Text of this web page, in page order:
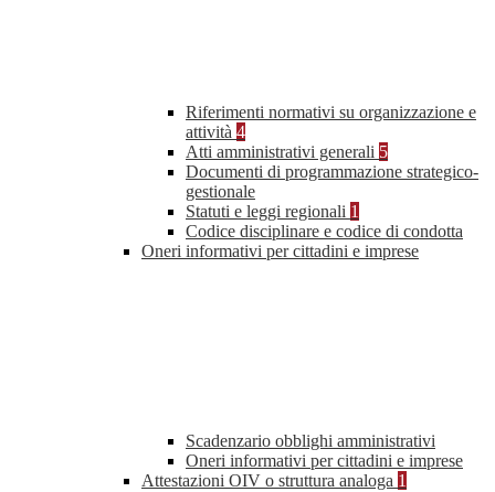
Riferimenti normativi su organizzazione e
attività 4
Atti amministrativi generali 5
Documenti di programmazione strategico-
gestionale
Statuti e leggi regionali 1
Codice disciplinare e codice di condotta
Oneri informativi per cittadini e imprese
Scadenzario obblighi amministrativi
Oneri informativi per cittadini e imprese
Attestazioni OIV o struttura analoga 1